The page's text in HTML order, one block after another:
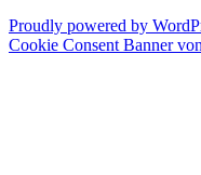
Proudly powered by
Cookie Consent Banner